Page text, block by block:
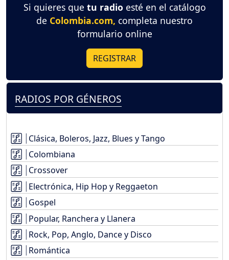
Si quieres que tu radio esté en el catálogo
de Colombia.com, completa nuestro
formulario online
REGISTRAR
RADIOS POR GÉNEROS
Clásica, Boleros, Jazz, Blues y Tango
Colombiana
Crossover
Electrónica, Hip Hop y Reggaeton
Gospel
Popular, Ranchera y Llanera
Rock, Pop, Anglo, Dance y Disco
Romántica